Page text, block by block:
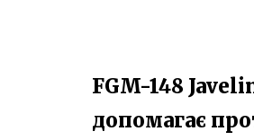
FGM-148
допомагає